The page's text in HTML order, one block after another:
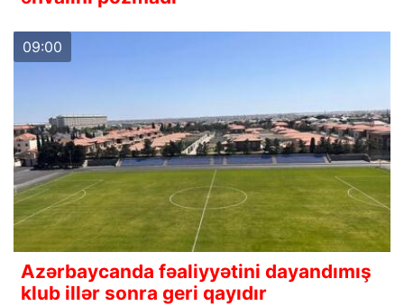
09:00
Azərbaycanda fəaliyyətini dayandımış
klub illər sonra geri qayıdır